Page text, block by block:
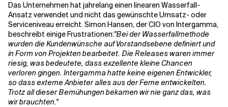
Das Unternehmen hat jahrelang einen linearen Wasserfall-
Ansatz verwendet und nicht das gewünschte Umsatz- oder
Serviceniveau erreicht. Simon Hansen, der CIO von Intergamma,
beschreibt einige Frustrationen:"Bei der Wasserfallmethode
wurden die Kundenwünsche auf Vorstandsebene definiert und
in Form von Projekten bearbeitet. Die Releases waren immer
riesig, was bedeutete, dass exzellente kleine Chancen
verloren gingen. Intergamma hatte keine eigenen Entwickler,
so dass externe Anbieter alles aus der Ferne entwickelten.
Trotz all dieser Bemühungen bekamen wir nie ganz das, was
wir brauchten."